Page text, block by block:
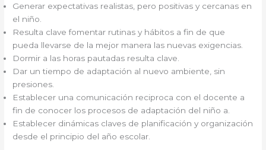
Generar expectativas realistas, pero positivas y cercanas en
el niño.
Resulta clave fomentar rutinas y hábitos a fin de que
pueda llevarse de la mejor manera las nuevas exigencias.
Dormir a las horas pautadas resulta clave.
Dar un tiempo de adaptación al nuevo ambiente, sin
presiones.
Establecer una comunicación reciproca con el docente a
fin de conocer los procesos de adaptación del niño a.
Establecer dinámicas claves de planificación y organización
desde el principio del año escolar.